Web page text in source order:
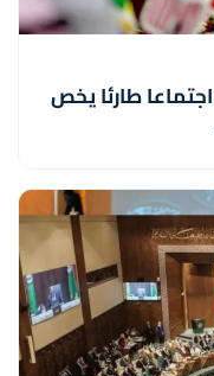
طارئا يخص